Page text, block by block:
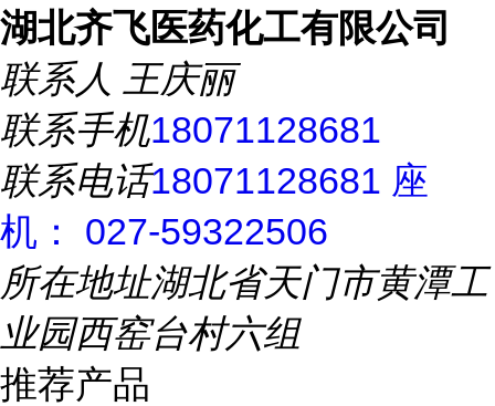
湖北齐飞医药化工有限公司
联系人 王庆丽
联系手机18071128681
联系电话18071128681 座
机： 027-59322506
所在地址湖北省天门市黄潭工
业园西窑台村六组
推荐产品